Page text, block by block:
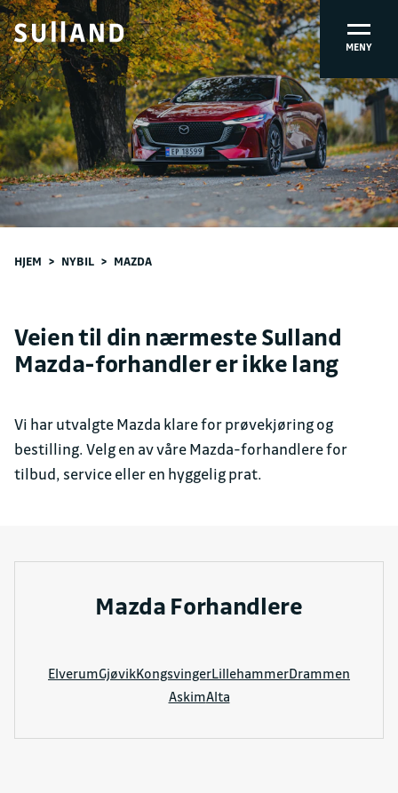
MENY
HJEM > NYBIL > MAZDA
Veien til din nærmeste Sulland
Mazda-forhandler er ikke lang
Vi har utvalgte Mazda klare for prøvekjøring og
bestilling. Velg en av våre Mazda-forhandlere for
tilbud, service eller en hyggelig prat.
Mazda Forhandlere
ElverumGjøvikKongsvingerLillehammerDrammen
AskimAlta